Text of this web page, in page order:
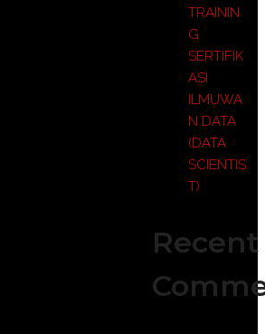
TRAININ
G
SERTIFIK
ASI
ILMUWA
N DATA
(DATA
SCIENTIS
T)
Recent